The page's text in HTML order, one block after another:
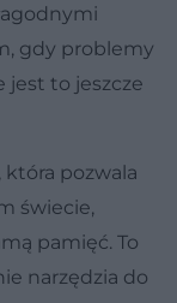
gdy problemy
jest to jeszcze
która pozwala
świecie,
pamięć. To
narzędzia do